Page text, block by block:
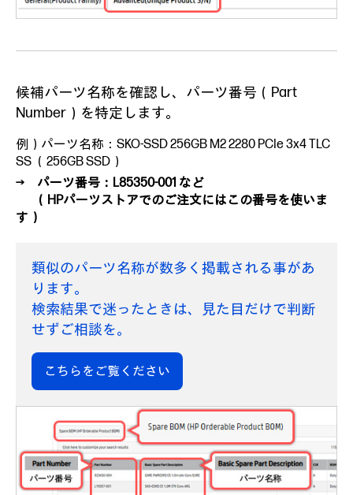
候補パーツ名称を確認し、パーツ番号（Part
Number）を特定します。
例）パーツ名称：SKO-SSD 256GB M2 2280 PCIe 3x4 TLC
SS （256GB SSD）
→ パーツ番号：L85350-001 など
（HPパーツストアでのご注文にはこの番号を使いま
す）
類似のパーツ名称が数多く掲載される事があ
ります。
検索結果で迷ったときは、見た目だけで判断
せずご相談を。
こちらをご覧ください